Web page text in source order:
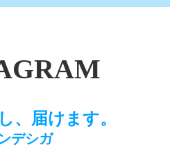
、届けます。
デシガ